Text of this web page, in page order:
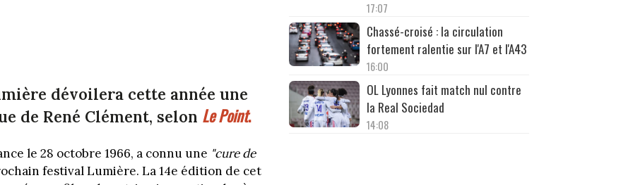
dévoilera cette année une
de René Clément, selon LePoint.
le 28 octobre 1966, a connu une "cure de
festival Lumière. La 14e édition de cet
17:07
Chassé-croisé : la circulation
fortement ralentie sur l'A7 et l'A43
16:00
OL Lyonnes fait match nul contre
la Real Sociedad
14:08